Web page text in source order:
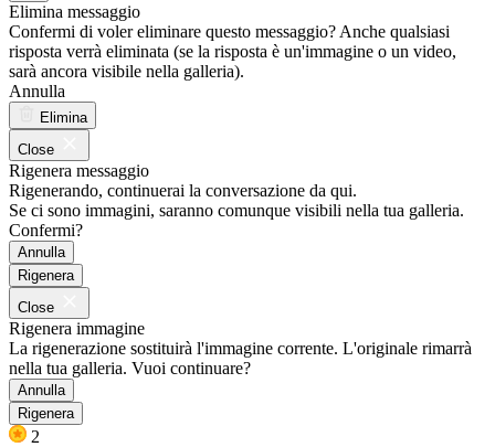
Elimina messaggio
Confermi di voler eliminare questo messaggio? Anche qualsiasi
risposta verrà eliminata (se la risposta è un'immagine o un video,
sarà ancora visibile nella galleria).
Annulla
Elimina
Close
Rigenera messaggio
Rigenerando, continuerai la conversazione da qui.
Se ci sono immagini, saranno comunque visibili nella tua galleria.
Confermi?
Annulla
Rigenera
Close
Rigenera immagine
La rigenerazione sostituirà l'immagine corrente. L'originale rimarrà
nella tua galleria. Vuoi continuare?
Annulla
Rigenera
2